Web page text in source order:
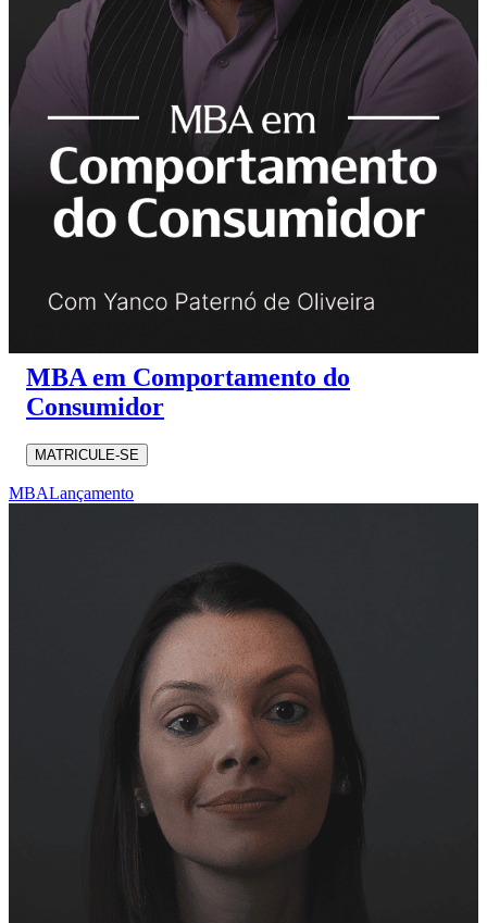
MBA em Comportamento do
Consumidor
MATRICULE-SE
MBALançamento